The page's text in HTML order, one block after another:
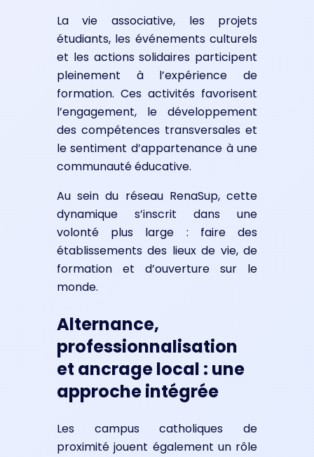
La vie associative, les projets
étudiants, les événements culturels
et les actions solidaires participent
pleinement à l’expérience de
formation. Ces activités favorisent
l’engagement, le développement
des compétences transversales et
le sentiment d’appartenance à une
communauté éducative.
Au sein du réseau RenaSup, cette
dynamique s’inscrit dans une
volonté plus large : faire des
établissements des lieux de vie, de
formation et d’ouverture sur le
monde.
Alternance,
professionnalisation
et ancrage local : une
approche intégrée
Les campus catholiques de
proximité jouent également un rôle